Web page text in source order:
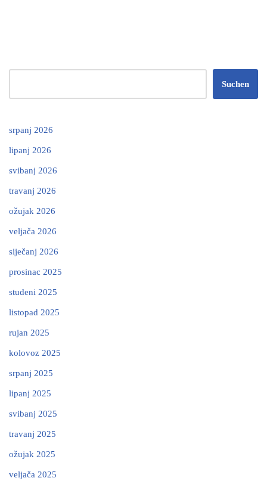
Suchen
srpanj 2026
lipanj 2026
svibanj 2026
travanj 2026
ožujak 2026
veljača 2026
siječanj 2026
prosinac 2025
studeni 2025
listopad 2025
rujan 2025
kolovoz 2025
srpanj 2025
lipanj 2025
svibanj 2025
travanj 2025
ožujak 2025
veljača 2025